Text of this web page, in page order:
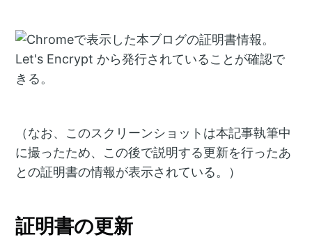
（なお、このスクリーンショットは本記事執筆中
に撮ったため、この後で説明する更新を行ったあ
との証明書の情報が表示されている。）
証明書の更新